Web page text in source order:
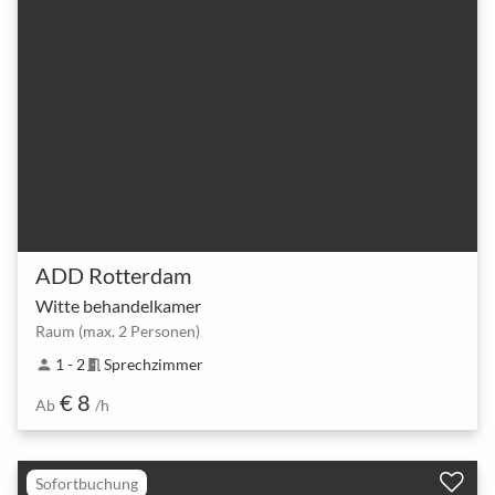
ADD Rotterdam
Witte behandelkamer
Raum (max. 2 Personen)
person 1 - 2meeting_room Sprechzimmer
Ab € 8 /h
Sofortbuchung